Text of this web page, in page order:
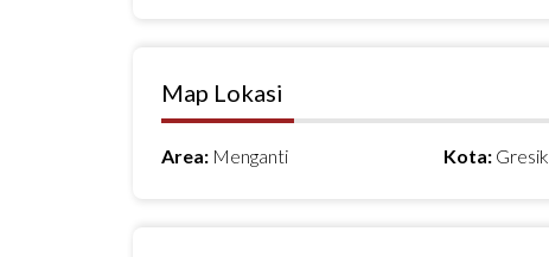
Map Lokasi
Area: Menganti Kota: Gresik